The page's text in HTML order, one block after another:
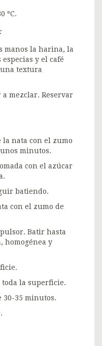
ºC.
manos la harina, la
y el café
textura
mezclar. Reservar
nata con el zumo
minutos.
con el azúcar
batiendo.
con el zumo de
Batir hasta
homogénea y
la superficie.
30-35 minutos.